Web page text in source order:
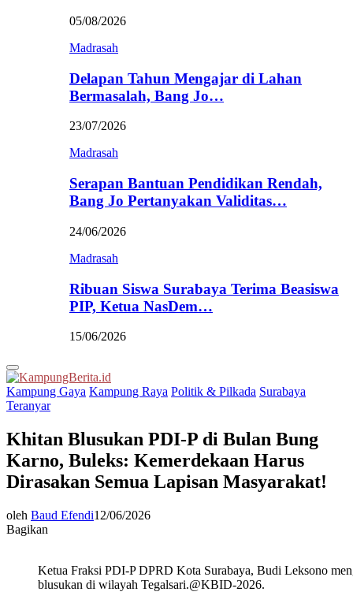
05/08/2026
Madrasah
Delapan Tahun Mengajar di Lahan
Bermasalah, Bang Jo…
23/07/2026
Madrasah
Serapan Bantuan Pendidikan Rendah,
Bang Jo Pertanyakan Validitas…
24/06/2026
Madrasah
Ribuan Siswa Surabaya Terima Beasiswa
PIP, Ketua NasDem…
15/06/2026
Primary
Menu
Kampung Gaya Kampung Raya Politik & Pilkada Surabaya
Teranyar
Khitan Blusukan PDI-P di Bulan Bung
Karno, Buleks: Kemerdekaan Harus
Dirasakan Semua Lapisan Masyarakat!
oleh Baud Efendi12/06/2026
Bagikan
Ketua Fraksi PDI-P DPRD Kota Surabaya, Budi Leksono
blusukan di wilayah Tegalsari.@KBID-2026.